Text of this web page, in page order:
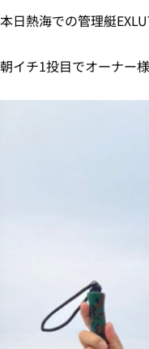
本日熱海での管理艇
朝イチ1投目でオーナー